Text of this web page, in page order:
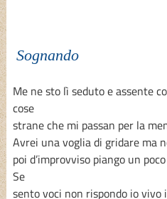
Sognando
Me ne sto lì seduto e assente
cose
strane che mi passan per la
Avrei una voglia di gridare ma
poi d’improvviso piango un
Se
sento voci non rispondo io